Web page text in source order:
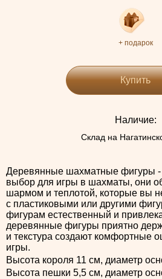
+ подарок
Купить
Наличие:
Склад на
Деревянные шахматные фигуры -
выбор для игры в шахматы, они
шармом и теплотой, которые вы
с пластиковыми или другими
фигурам естественный и
деревянные фигуры приятно
и текстура создают комфортные
игры.
Высота короля 11 см, диаметр
Высота пешки 5,5 см, диаметр